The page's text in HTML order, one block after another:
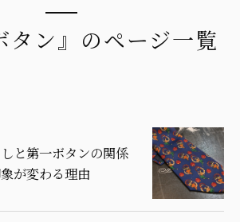
タン』のページ一覧
と第一ボタンの関係
が変わる理由